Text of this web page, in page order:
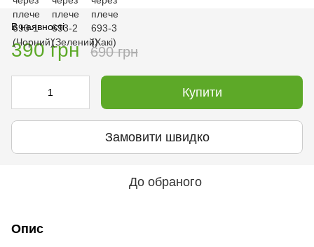
В наявності
390 грн 690 грн
Купити
Замовити швидко
До обраного
Опис